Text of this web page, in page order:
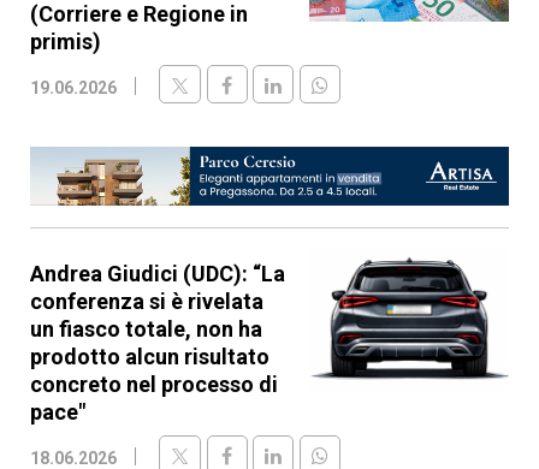
(Corriere e Regione in
primis)
19.06.2026
Andrea Giudici (UDC): “La
conferenza si è rivelata
un fiasco totale, non ha
prodotto alcun risultato
concreto nel processo di
pace"
18.06.2026